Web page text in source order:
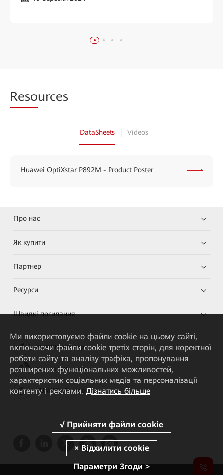
Resources
DataSheets Videos
Huawei OptiXstar P892M - Product Poster
Про нас
Як купити
Партнер
Ресурси
Швидкі посилання
HUAWEI eKit App
Huawei HiKnow App
HUAWEI eFly App
Ми використовуємо файли cookie на цьому сайті,
включаючи файли cookie третіх сторін, для коректної
роботи сайту та аналізу трафіка, пропонування
розширених функціональних можливостей,
характеристик соціальних медіа та персоналізації
контенту і реклами. Дізнатись більше
Параметри Згоди >